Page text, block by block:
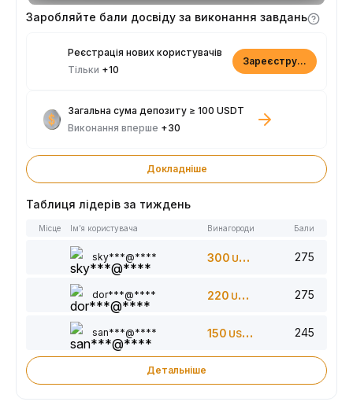
Заробляйте бали досвіду за виконання завдань
Реєстрація нових користувачів
Тільки +10
Зареєструватися
Загальна сума депозиту ≥ 100 USDT
Виконання вперше +30
Докладніше
Таблиця лідерів за тиждень
Місце Ім’я користувача Винагороди Бали
sky***@**** 300 USDT 275
dor***@**** 220 USDT 275
san***@**** 150 USDT 245
Детальніше